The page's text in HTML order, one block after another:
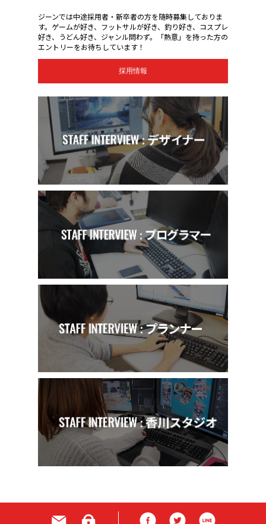
ジーンでは中途採用者・新卒者の方を随時募集しておりま
す。ゲームが好き、フットサルが好き、釣り好き、コスプレ
好き、うどん好き、ジャンル問わず。「熱意」を持った方の
エントリーをお待ちしています！
採用情報